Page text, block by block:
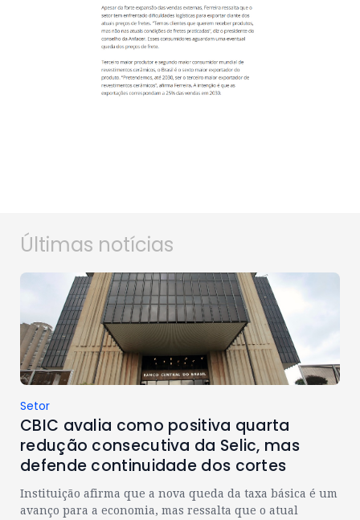
Últimas notícias
Setor
CBIC avalia como positiva quarta
redução consecutiva da Selic, mas
defende continuidade dos cortes
Instituição afirma que a nova queda da taxa básica é um
avanço para a economia, mas ressalta que o atual